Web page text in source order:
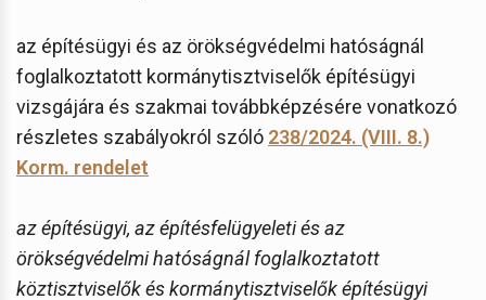
az építésügyi és az örökségvédelmi hatóságnál
foglalkoztatott kormánytisztviselők építésügyi
vizsgájára és szakmai továbbképzésére vonatkozó
részletes szabályokról szóló 238/2024. (VIII. 8.)
Korm. rendelet
az építésügyi, az építésfelügyeleti és az
örökségvédelmi hatóságnál foglalkoztatott
köztisztviselők és kormánytisztviselők építésügyi